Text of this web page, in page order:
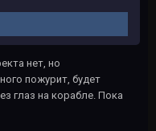
нет, но
пожурит, будет
глаз на корабле. Пока